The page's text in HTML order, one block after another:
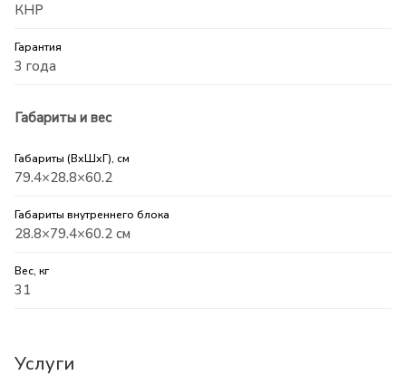
КНР
Гарантия
3 года
Габариты и вес
Габариты (ВхШхГ), см
79.4×28.8×60.2
Габариты внутреннего блока
28.8×79.4×60.2 см
Вес, кг
31
Услуги